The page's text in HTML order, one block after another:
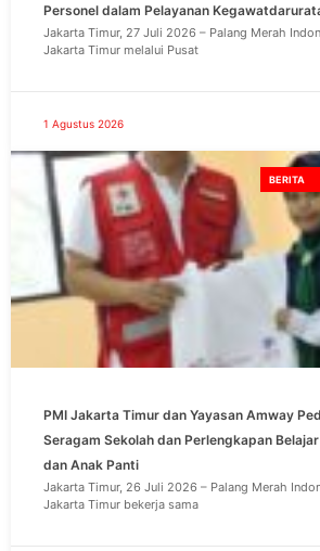
Personel dalam Pelayanan
Jakarta Timur, 27 Juli 2026 – Palang Merah
Jakarta Timur melalui Pusat
1 Agustus 2026
PMI Jakarta Timur dan Yayasan Amway
Seragam Sekolah dan Perlengkapan
dan Anak Panti
Jakarta Timur, 26 Juli 2026 – Palang Merah
Jakarta Timur bekerja sama
BERITA